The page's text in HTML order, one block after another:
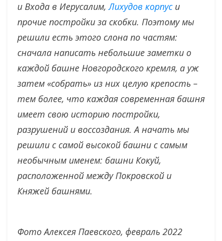
и Входа в Иерусалим,Лихудов корпуси
прочие постройки за скобки. Поэтому мы
решили есть этого слона по частям:
сначала написать небольшие заметки о
каждой башне Новгородского кремля, а уж
затем «собрать» из них целую крепость –
тем более, что каждая современная башня
имеет свою историю постройки,
разрушений и воссоздания. А начать мы
решили с самой высокой башни с самым
необычным именем: башни Кокуй,
расположенной между Покровской и
Княжей башнями.
Фото Алексея Паевского, февраль 2022